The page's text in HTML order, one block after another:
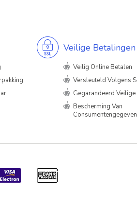
Veilige Betalingen
Veilig Online Betalen
Versleuteld Volgens
Gegarandeerd
Bescherming Van